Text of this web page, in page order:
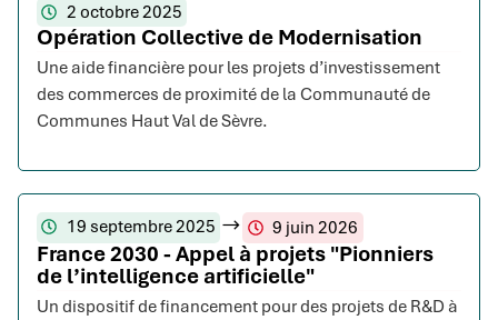
2 octobre 2025
Opération Collective de Modernisation
Une aide financière pour les projets d’investissement
des commerces de proximité de la Communauté de
Communes Haut Val de Sèvre.
19 septembre 2025 9 juin 2026
France 2030 - Appel à projets "Pionniers
de l’intelligence artificielle"
Un dispositif de financement pour des projets de R&D à